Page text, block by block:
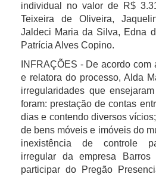
individual no valor de R$
Teixeira de Oliveira,
Jaldeci Maria da Silva, Edna
Patrícia Alves Copino.
INFRAÇÕES - De acordo
e relatora do processo, Alda
irregularidades que
foram: prestação de contas
dias e contendo diversos
de bens móveis e imóveis do
inexistência de controle
irregular da empresa
participar do Pregão